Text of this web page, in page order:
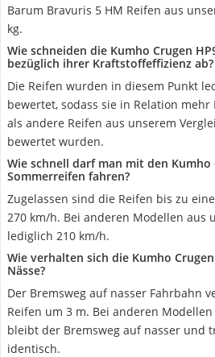
Barum Bravuris 5 HM Reifen aus
kg.
Wie schneiden die Kumho Crugen
bezüglich ihrer Kraftstoffeffizienz ab?
Die Reifen wurden in diesem Punkt
bewertet, sodass sie in Relation
als andere Reifen aus unserem
bewertet wurden.
Wie schnell darf man mit den Kumho
Sommerreifen fahren?
Zugelassen sind die Reifen bis zu
270 km/h. Bei anderen Modellen aus
lediglich 210 km/h.
Wie verhalten sich die Kumho
Nässe?
Der Bremsweg auf nasser Fahrbahn
Reifen um 3 m. Bei anderen
bleibt der Bremsweg auf nasser und
identisch.